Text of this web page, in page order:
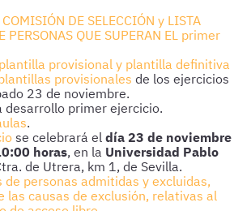
DE SELECCIÓN y LISTA
PERSONAS QUE SUPERAN EL primer
provisional y plantilla definitiva
provisionales de los ejercicios
23 de noviembre.
desarrollo primer ejercicio.
.
se celebrará el día 23 de noviembre
horas, en la Universidad Pablo
de Utrera, km 1, de Sevilla.
personas admitidas y excluidas,
las causas de exclusión, relativas al